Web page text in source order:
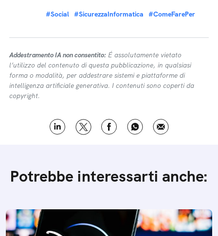
#Social #SicurezzaInformatica #ComeFarePer
Addestramento IA non consentito: É assolutamente vietato
l’utilizzo del contenuto di questa pubblicazione, in qualsiasi
forma o modalità, per addestrare sistemi e piattaforme di
intelligenza artificiale generativa. I contenuti sono coperti da
copyright.
Potrebbe interessarti anche: